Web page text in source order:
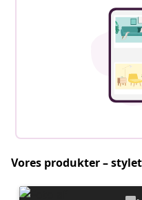
Vores produkter –